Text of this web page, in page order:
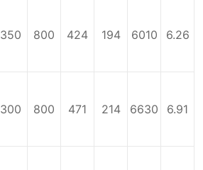
350 800 424 194 6010 6.26
300 800 471 214 6630 6.91